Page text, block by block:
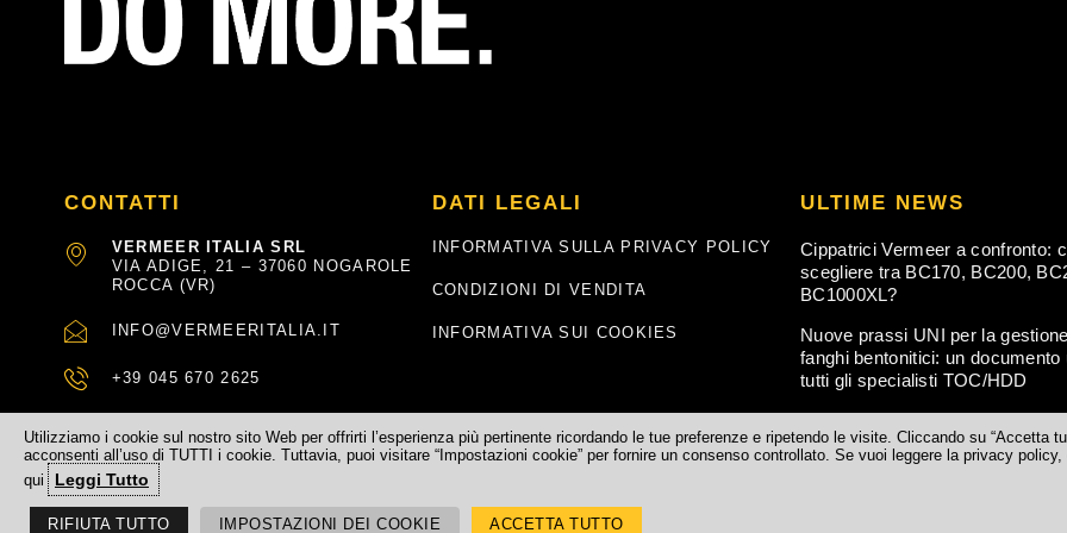
CONTATTI
VERMEER ITALIA SRL
VIA ADIGE, 21 – 37060 NOGAROLE
ROCCA (VR)
INFO@VERMEERITALIA.IT
+39 045 670 2625
DATI LEGALI
INFORMATIVA SULLA PRIVACY POLICY
CONDIZIONI DI VENDITA
INFORMATIVA SUI COOKIES
ULTIME NEWS
Cippatrici Vermeer a confronto:
scegliere tra BC170, BC200,
BC1000XL?
Nuove prassi UNI per la
fanghi bentonitici: un documento
tutti gli specialisti TOC/HDD
© 2026– Vermeer Italia – Via Adige, 21 – 37060 Nogarole Rocca (Vr) IT. REA Verona n.° 241694 Reg.Imp. Verona n.°02484000233 – Cod.fisc. e
Utilizziamo i cookie sul nostro sito Web per offrirti l’esperienza più pertinente ricordando le tue preferenze e ripetendo le visite. Cliccando su “Accetta
acconsenti all’uso di TUTTI i cookie. Tuttavia, puoi visitare “Impostazioni cookie” per fornire un consenso controllato. Se vuoi leggere la privacy
qui Leggi Tutto
RIFIUTA TUTTO IMPOSTAZIONI DEI COOKIE ACCETTA TUTTO